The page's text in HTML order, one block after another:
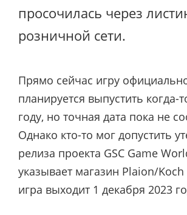
просочилась через
розничной сети.
Прямо сейчас игру
планируется выпустить когда-
году, но точная дата пока не
Однако кто-то мог допустить
релиза проекта GSC Game
указывает магазин Plaion/
игра выходит 1 декабря 2023